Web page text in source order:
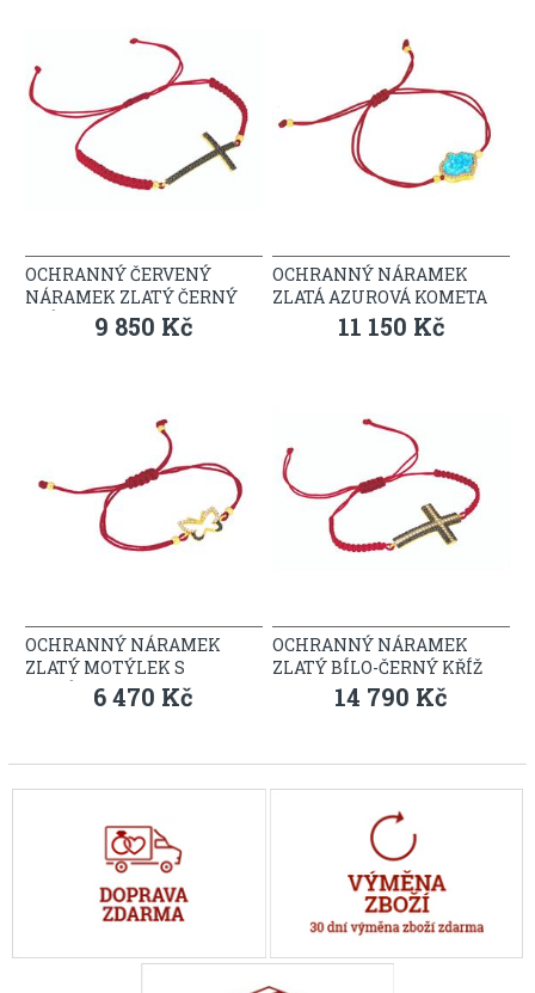
OCHRANNÝ ČERVENÝ
NÁRAMEK ZLATÝ ČERNÝ
9 850 Kč
OCHRANNÝ NÁRAMEK
ZLATÁ AZUROVÁ KOMETA
11 150 Kč
OCHRANNÝ NÁRAMEK
ZLATÝ MOTÝLEK S
KAMÍNKY6 470 Kč
OCHRANNÝ NÁRAMEK
ZLATÝ BÍLO-ČERNÝ KŘÍŽ
14 790 Kč